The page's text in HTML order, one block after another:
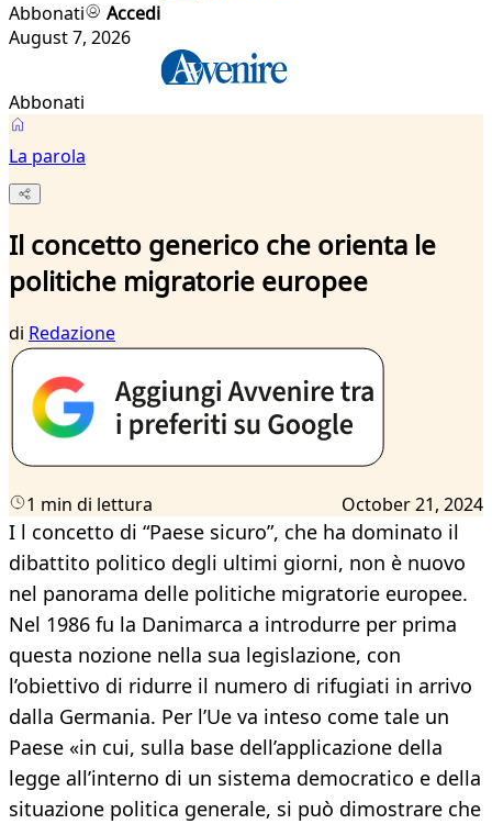
Abbonati
Accedi
August 7, 2026
Abbonati
La parola
Il concetto generico che orienta le
politiche migratorie europee
di Redazione
1 min di lettura October 21, 2024
I l concetto di “Paese sicuro”, che ha dominato il
dibattito politico degli ultimi giorni, non è nuovo
nel panorama delle politiche migratorie europee.
Nel 1986 fu la Danimarca a introdurre per prima
questa nozione nella sua legislazione, con
l’obiettivo di ridurre il numero di rifugiati in arrivo
dalla Germania. Per l’Ue va inteso come tale un
Paese «in cui, sulla base dell’applicazione della
legge all’interno di un sistema democratico e della
situazione politica generale, si può dimostrare che